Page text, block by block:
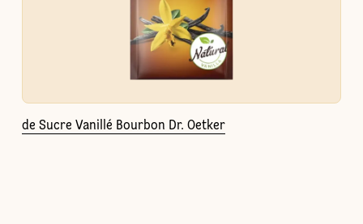
de Sucre Vanillé Bourbon Dr. Oetker